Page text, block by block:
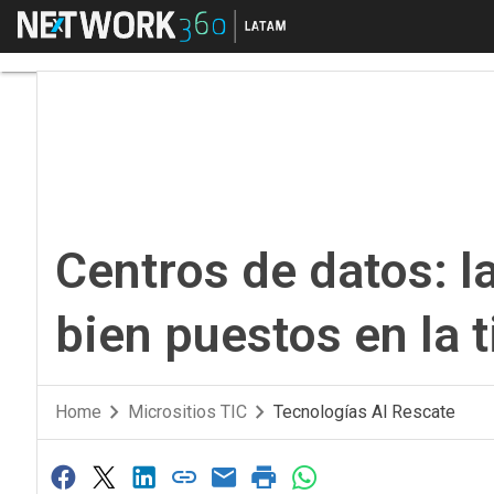
Menú
Centros de datos:
bien puestos en la
Home Micrositios TIC Tecnologías Al Rescate